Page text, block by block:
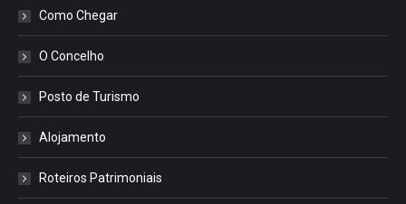
Como Chegar
O Concelho
Posto de Turismo
Alojamento
Roteiros Patrimoniais